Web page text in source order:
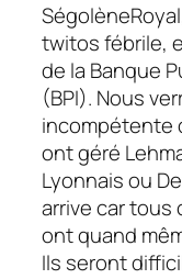
twitos fébrile,
de la Banque
(BPI). Nous
incompétente
ont géré
Lyonnaisou
arrive car tous
ont quand
Ils seront